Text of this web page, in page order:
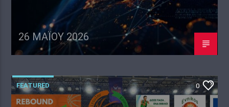
26 ΜΑΪ́ΟΥ 2026
FEATURED 0